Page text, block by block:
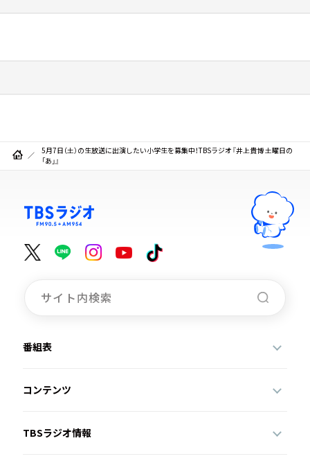
5月7日（土）の生放送に出演したい小学生を募集中！TBSラジオ『井上貴博 土曜日の
「あ」』
番組表
コンテンツ
TBSラジオ情報